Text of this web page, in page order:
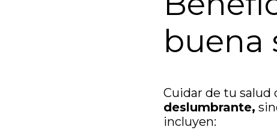
buena
Cuidar de tu salud
deslumbrante,
incluyen: